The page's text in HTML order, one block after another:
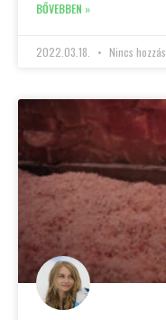
BŐVEBBEN »
2022.03.18. Nincs